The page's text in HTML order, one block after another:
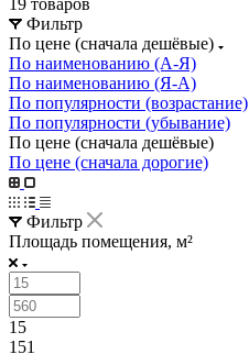
Фильтр
По цене (сначала дешёвые)
По наименованию (А-Я)
По наименованию (Я-А)
По популярности (возрастание)
По популярности (убывание)
По цене (сначала дешёвые)
По цене (сначала дорогие)
Фильтр
Площадь помещения, м²
15
151